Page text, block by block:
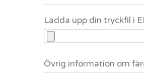
Ladda upp din tryckfil i
Övrig information om